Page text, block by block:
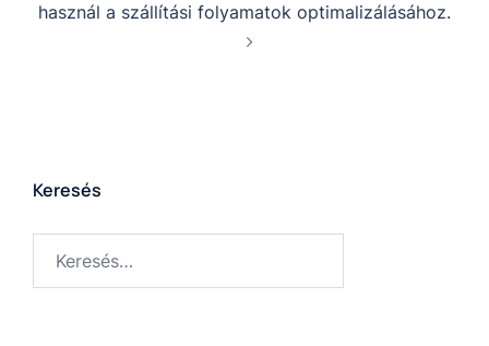
használ a szállítási folyamatok optimalizálásához.
Keresés